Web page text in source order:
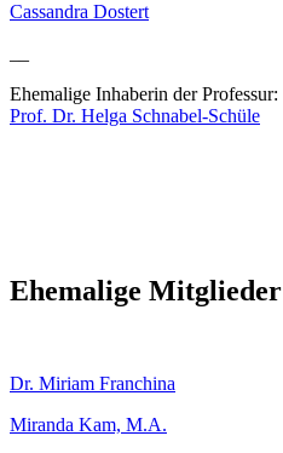
Cassandra Dostert
Ehemalige Inhaberin der Professur:
Prof. Dr. Helga Schnabel-Schüle
Ehemalige Mitglieder
Dr. Miriam Franchina
Miranda Kam, M.A.